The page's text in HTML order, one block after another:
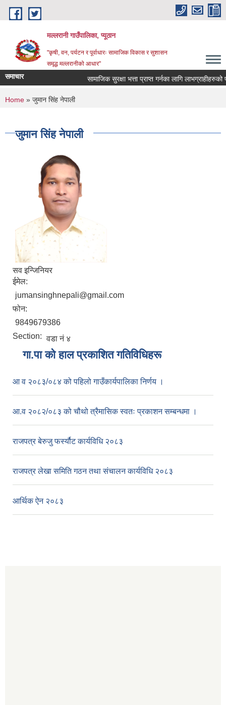
Skip to main content
मल्लरानी गाउँपालिका, प्यूठान
"कृषी, वन, पर्यटन र पूर्वाधारः सामाजिक विकास र सुशासन
समृद्ध मल्लरानीको आधार"
समाचार सामाजिक सुरक्षा भत्ता प्राप्त गर्नका लागि लाभग्राहीहरुको
You are here
Home » जुमान सिंह नेपाली
जुमान सिंह नेपाली
सव इन्जिनियर
ईमेल:
jumansinghnepali@gmail.com
फोन:
9849679386
Section: वडा नं ४
गा.पा काे हाल प्रकाशित गतिविधिहरू
आ व २०८३/०८४ को पहिलो गाउँकार्यपालिका निर्णय ।
आ.व २०८२/०८३ को चौथो त्रैमासिक स्वतः प्रकाशन सम्बन्धमा ।
राजपत्र बेरुजु फर्स्यौट कार्यविधि २०८३
राजपत्र लेखा समिति गठन तथा संचालन कार्यविधि २०८३
आर्थिक ऐन २०८३